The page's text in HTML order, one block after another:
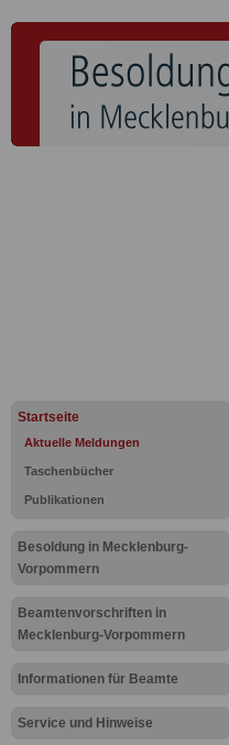
Startseite
Aktuelle Meldungen
Taschenbücher
Publikationen
Besoldung in Mecklenburg-
Vorpommern
Beamtenvorschriften in
Mecklenburg-Vorpommern
Informationen für Beamte
Service und Hinweise